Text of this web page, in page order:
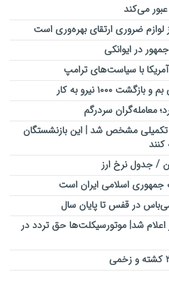
می‌کند
لوازم ضروری ارتقای بهره‌وری است
در ایوانکی
با سیاست‌های ترامپ
معامله‌گران سردرگم
مشخص شد | این بازنشستگان
جمهوری اسلامی ایران است
شد| موتورسیکلت‌ها حق تردد در